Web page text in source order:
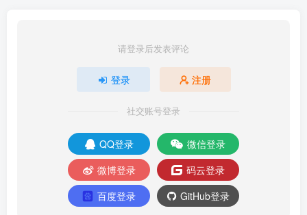
请登录后发表评论
登录 注册
社交账号登录
QQ登录
微信登录
微博登录
码云登录
百度登录
GitHub登录